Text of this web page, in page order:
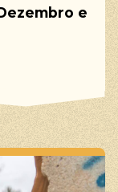
e